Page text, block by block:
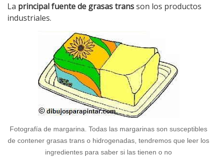
La principal fuente de grasas transson los productos
industriales.
Fotografía de margarina. Todas las margarinas son susceptibles
de contener grasas trans o hidrogenadas, tendremos que leer los
ingredientes para saber si las tienen o no